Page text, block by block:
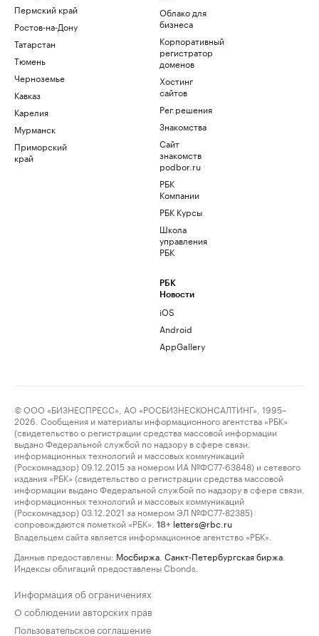
Пермский край
Ростов-на-Дону
Татарстан
Тюмень
Черноземье
Кавказ
Карелия
Мурманск
Приморский
край
Облако для
бизнеса
Корпоративный
регистратор
доменов
Хостинг
сайтов
Рег.решения
Знакомства
Сайт
знакомств
podbor.ru
РБК
Компании
РБК Курсы
Школа
управления
РБК
РБК
Новости
iOS
Android
AppGallery
© ООО «БИЗНЕСПРЕСС», АО «РОСБИЗНЕСКОНСАЛТИНГ», 1995–
2026. Сообщения и материалы информационного агентства «РБК»
(свидетельство о регистрации средства массовой информации
выдано Федеральной службой по надзору в сфере связи,
информационных технологий и массовых коммуникаций
(Роскомнадзор) 09.12.2015 за номером ИА №ФС77-63848) и сетевого
издания «РБК» (свидетельство о регистрации средства массовой
информации выдано Федеральной службой по надзору в сфере связи,
информационных технологий и массовых коммуникаций
(Роскомнадзор) 03.12.2021 за номером ЭЛ №ФС77-82385)
сопровождаются пометкой «РБК».
18+ letters@rbc.ru
Владельцем сайта является информационное агентство «РБК».
Данные предоставлены: Мосбиржа Санкт-Петербургская биржа
Индексы облигаций предоставлены Cbonds.
Информация об ограничениях
О соблюдении авторских прав
Пользовательское соглашение